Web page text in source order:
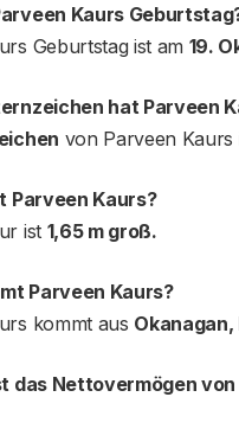
Kaurs
Geburtstag ist am 19.
hat Parveen
von Parveen Kaurs
Parveen Kaurs?
ist 1,65 m groß.
Parveen Kaurs?
kommt aus Okanagan,
das Nettovermögen